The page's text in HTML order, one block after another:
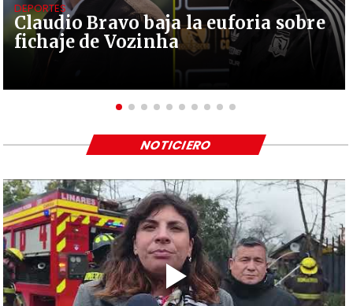
Claudio Bravo baja la euforia sobre
fichaje de Vozinha
DEPORTES
NOTICIERO